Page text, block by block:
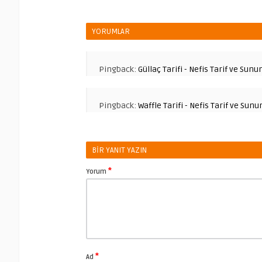
YORUMLAR
Pingback: Güllaç Tarifi - Nefis Tarif ve
Pingback: Waffle Tarifi - Nefis Tarif ve
BIR YANIT YAZIN
Yorum *
Ad *